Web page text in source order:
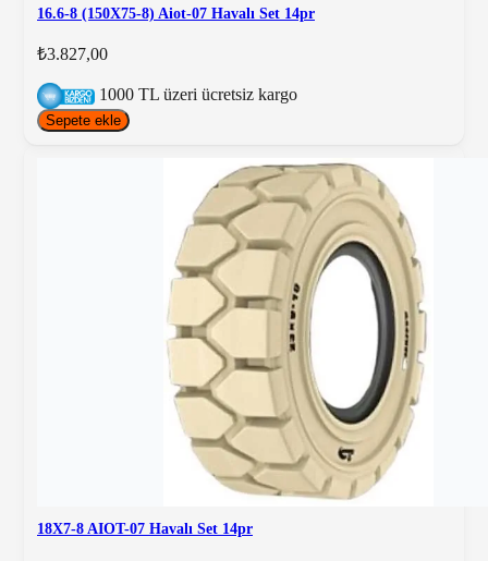
16.6-8 (150X75-8) Aiot-07 Havalı Set 14pr
₺3.827,00
1000 TL üzeri ücretsiz kargo
Sepete ekle
18X7-8 AIOT-07 Havalı Set 14pr